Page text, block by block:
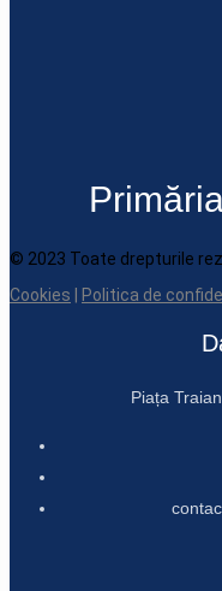
© 2023 Toate drepturile
Cookies
Politica de
Piața